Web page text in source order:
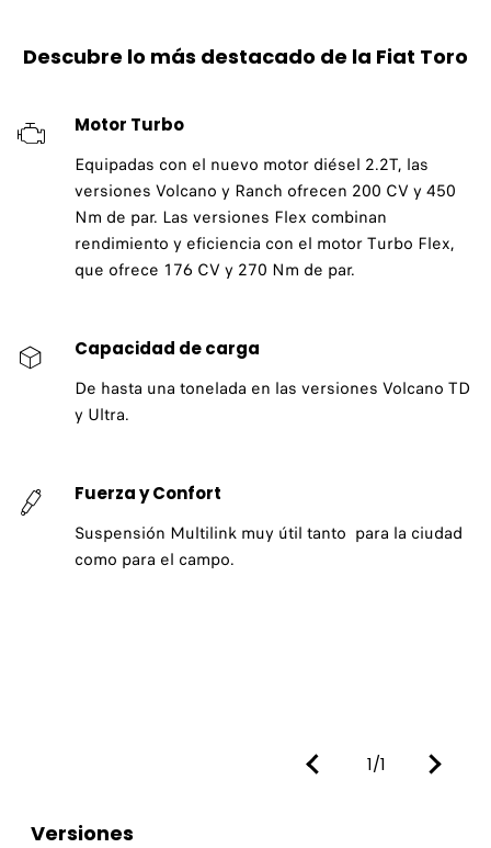
Descubre lo más destacado de la Fiat Toro
Motor Turbo
Equipadas con el nuevo motor diésel 2.2T, las
versiones Volcano y Ranch ofrecen 200 CV y ​​450
Nm de par. Las versiones Flex combinan
rendimiento y eficiencia con el motor Turbo Flex,
que ofrece 176 CV y ​​270 Nm de par.
Capacidad de carga
De hasta una tonelada en las versiones Volcano TD
y Ultra.
Fuerza y Confort
Suspensión Multilink muy útil tanto para la ciudad
como para el campo.
1/1
Versiones